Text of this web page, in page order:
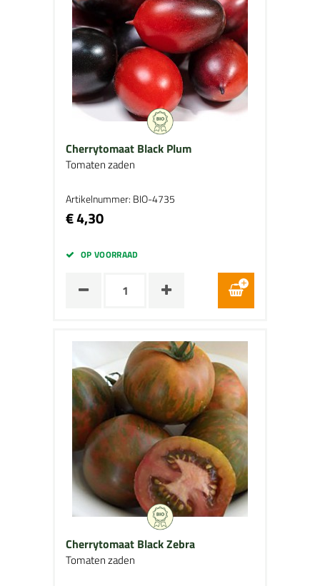
Cherrytomaat Black Plum
Tomaten zaden
Artikelnummer: BIO-4735
€ 4,30
OP VOORRAAD
Cherrytomaat Black Zebra
Tomaten zaden